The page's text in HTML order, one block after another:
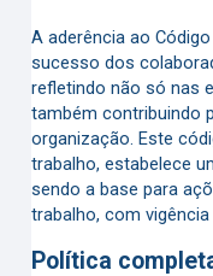
A aderência ao
sucesso dos
refletindo não só nas
também contribuindo
organização. Este
trabalho, estabelece
sendo a base para
trabalho, com
Política